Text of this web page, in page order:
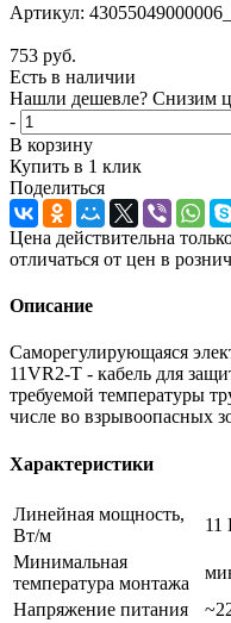
Артикул:
753 руб.
Есть в наличии
Нашли дешевле? Снизим
-
В корзину
Купить в 1 клик
Поделиться
Цена действительна
отличаться от цен в
Описание
Саморегулирующаяся
11VR2-T - кабель для
требуемой температуры
числе во взрывоопасных
Характеристики
Линейная мощность,
Вт/м
11
Минимальная
температура монтажа
Напряжение питания